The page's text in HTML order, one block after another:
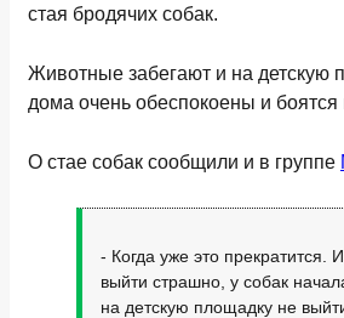
стая бродячих собак.
Животные забегают и на детскую
дома очень обеспокоены и
О стае собак сообщили и в группе
- Когда уже это прекратится.
выйти страшно, у собак
на детскую площадку не